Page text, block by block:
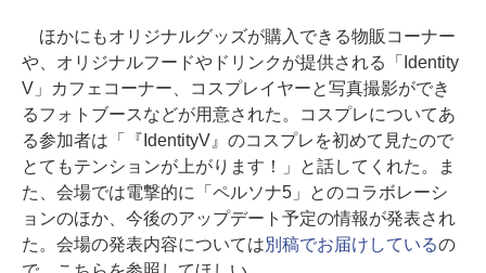
ほかにもオリジナルグッズが購入できる物販コーナー
や、オリジナルフードやドリンクが提供される「Identity
V」カフェコーナー、コスプレイヤーと写真撮影ができ
るフォトブースなどが用意された。コスプレについてあ
る参加者は「『IdentityV』のコスプレを初めて見たので
とてもテンションが上がります！」と話してくれた。ま
た、会場では電撃的に「ペルソナ5」とのコラボレーシ
ョンのほか、今後のアップデート予定の情報が発表され
た。会場の発表内容については別稿でお届けしているの